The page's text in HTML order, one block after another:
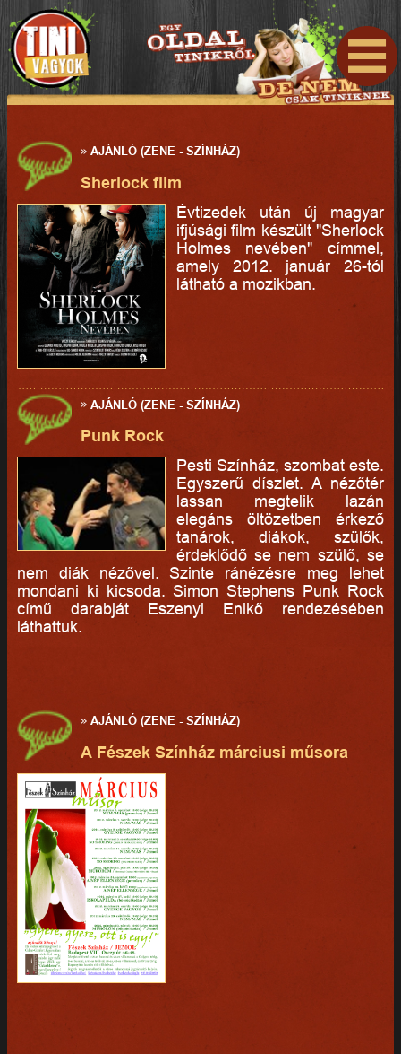
»AJÁNLÓ (ZENE - SZÍNHÁZ)
Sherlock film
Évtizedek után új magyar
ifjúsági film készült "Sherlock
Holmes nevében" címmel,
amely 2012. január 26-tól
látható a mozikban.
»AJÁNLÓ (ZENE - SZÍNHÁZ)
Punk Rock
Pesti Színház, szombat este.
Egyszerű díszlet. A nézőtér
lassan megtelik lazán
elegáns öltözetben érkező
tanárok, diákok, szülők,
érdeklődő se nem szülő, se
nem diák nézővel. Szinte ránézésre meg lehet
mondani ki kicsoda. Simon Stephens Punk Rock
című darabját Eszenyi Enikő rendezésében
láthattuk.
»AJÁNLÓ (ZENE - SZÍNHÁZ)
A Fészek Színház márciusi műsora